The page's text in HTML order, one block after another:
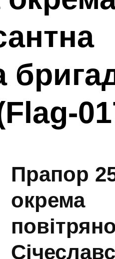
Прапор
окрема